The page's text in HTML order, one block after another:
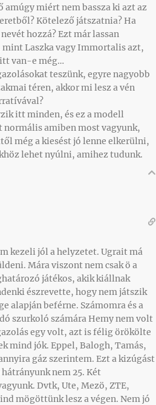
amúgy miért nem bassza ki azt az
Kötelező játszatnia? Ha
hozzá? Ezt már lassan
Laszka vagy Immortalis azt,
van-e még…
teszünk, egyre nagyobb
téren, akkor mi lesz a vén
itt minden, és ez a modell
normális amiben most vagyunk,
még a kiesést jó lenne elkerülni,
lehet nyúlni, amihez tudunk.
kezeli jól a helyzetet. Ugrait má
Mára viszont nem csak ö a
játékos, akik kiállnak
észrevette, hogy nem játszik
alapján beférne. Számomra és a
szurkoló számára Hemy nem volt
egy volt, azt is félig örökölte
mind jók. Eppel, Balogh, Tamás,
gáz szerintem. Ezt a kizúgást
nem 25. Két
Dvtk, Ute, Mezö, ZTE,
mögöttünk lesz a végen. Nem jó